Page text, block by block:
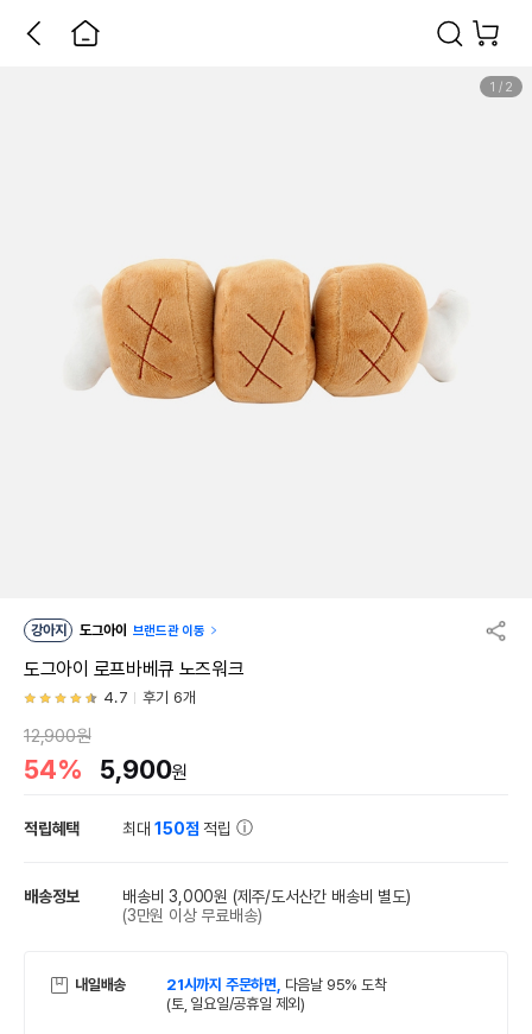
1 / 2
강아지 도그아이 브랜드관 이동
도그아이 로프바베큐 노즈워크
4.7 후기 6개
12,900원
54% 5,900원
적립혜택 최대150점 적립
배송정보 배송비 3,000원 (제주/도서산간 배송비 별도)
(3만원 이상 무료배송)
내일배송 21시까지 주문하면, 다음날 95% 도착
(토, 일요일/공휴일 제외)